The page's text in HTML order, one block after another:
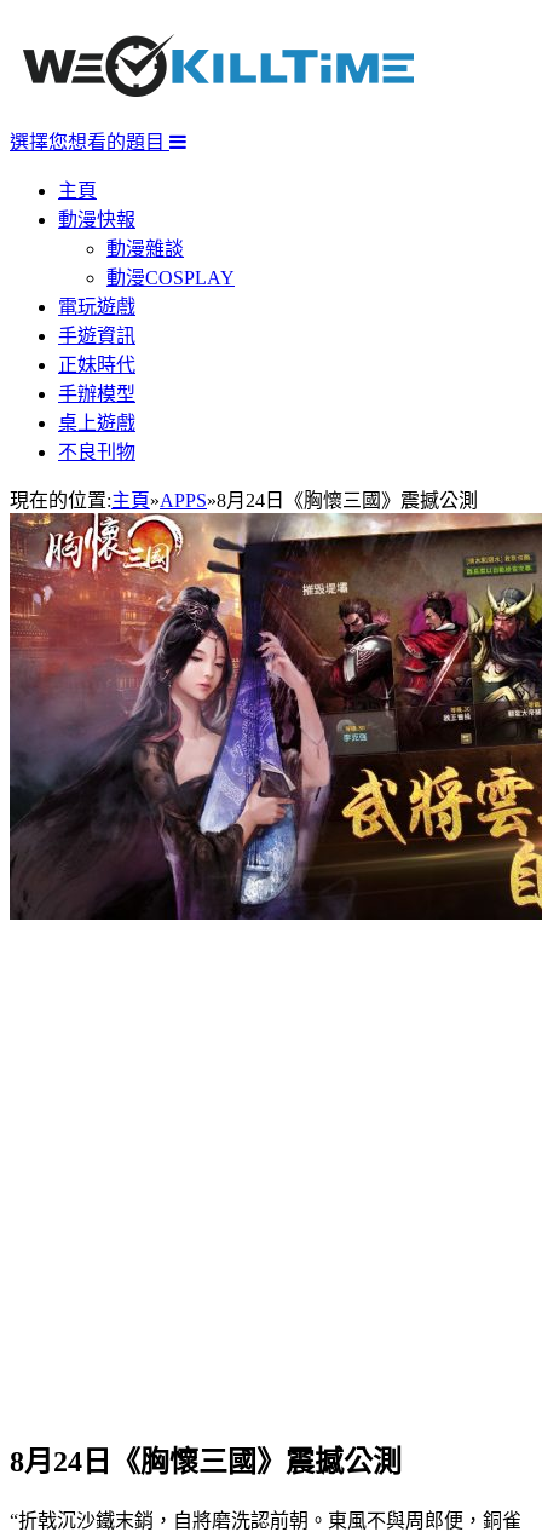
選擇您想看的題目
主頁
動漫快報
動漫雜談
動漫COSPLAY
電玩遊戲
手遊資訊
正妹時代
手辦模型
桌上遊戲
不良刊物
現在的位置:主頁»APPS»8月24日《胸懷三國》震撼公測
8月24日《胸懷三國》震撼公測
“折戟沉沙鐵末銷，自將磨洗認前朝。東風不與周郎便，銅雀